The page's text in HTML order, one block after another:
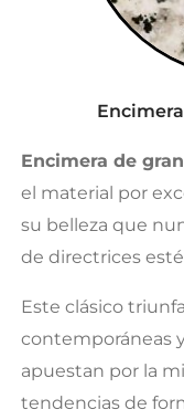
Encimera de
el material por
su belleza que
de directrices
Este clásico
contemporáneas
apuestan por la
tendencias de